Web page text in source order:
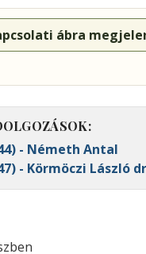
ábra
- Németh Antal
- Körmöczi László